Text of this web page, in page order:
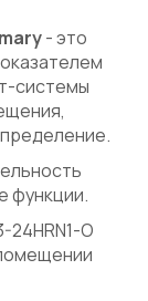
- это
системы
функции.
24HRN1-O